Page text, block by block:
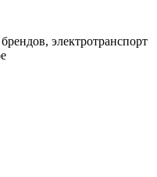
электротранспорт